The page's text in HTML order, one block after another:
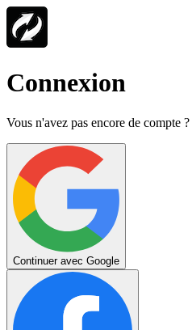
Connexion
Vous n'avez pas encore de compte ?
Continuer avec Google